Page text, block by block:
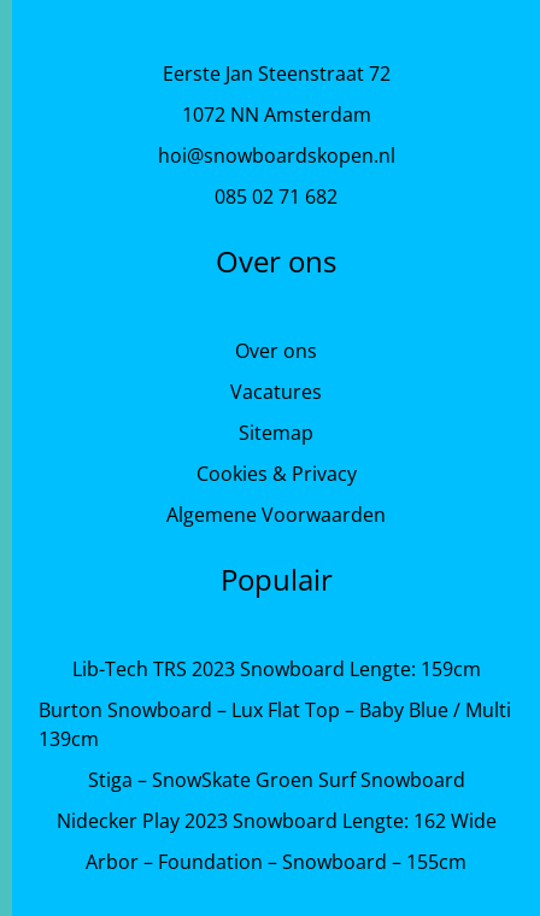
Eerste Jan Steenstraat 72
1072 NN Amsterdam
hoi@snowboardskopen.nl
085 02 71 682
Over ons
Over ons
Vacatures
Sitemap
Cookies & Privacy
Algemene Voorwaarden
Populair
Lib-Tech TRS 2023 Snowboard Lengte: 159cm
Burton Snowboard – Lux Flat Top – Baby Blue / Multi
139cm
Stiga – SnowSkate Groen Surf Snowboard
Nidecker Play 2023 Snowboard Lengte: 162 Wide
Arbor – Foundation – Snowboard – 155cm